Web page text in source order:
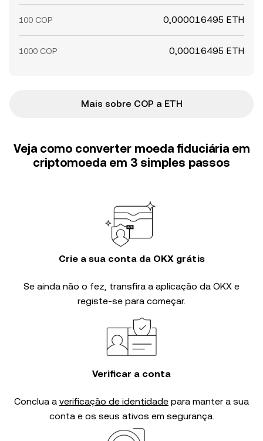
100 COP 0,000016495 ETH
1000 COP 0,00016495 ETH
Mais sobre COP a ETH
Veja como converter moeda fiduciária em
criptomoeda em 3 simples passos
Crie a sua conta da OKX grátis
Se ainda não o fez, transfira a aplicação da OKX e
registe-se para começar.
Verificar a conta
Conclua a verificação de identidade para manter a sua
conta e os seus ativos em segurança.